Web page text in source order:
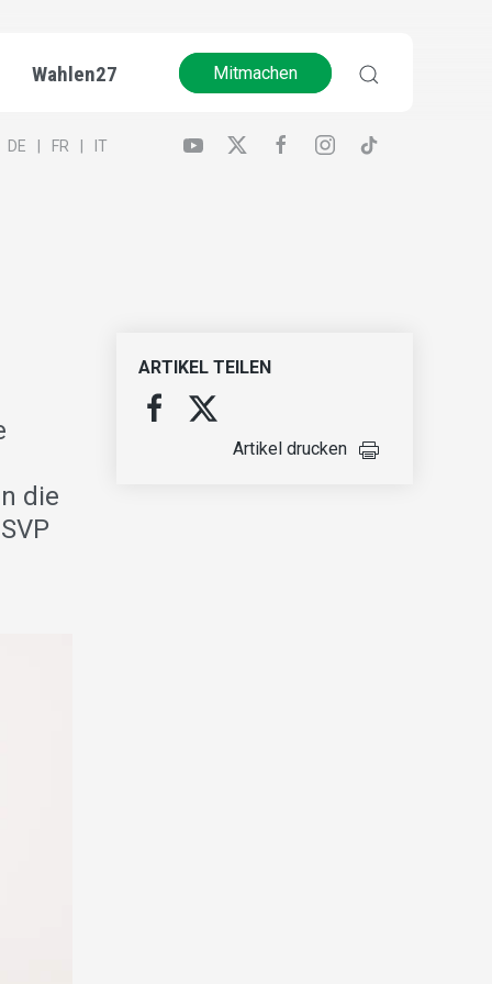
Wahlen27 Mitmachen
DE FR IT
die
ARTIKEL TEILEN
Artikel drucken